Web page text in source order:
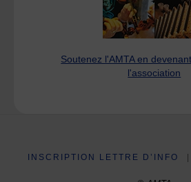
Soutenez l'AMTA en
l'association
INSCRIPTION LETTRE D’INFO